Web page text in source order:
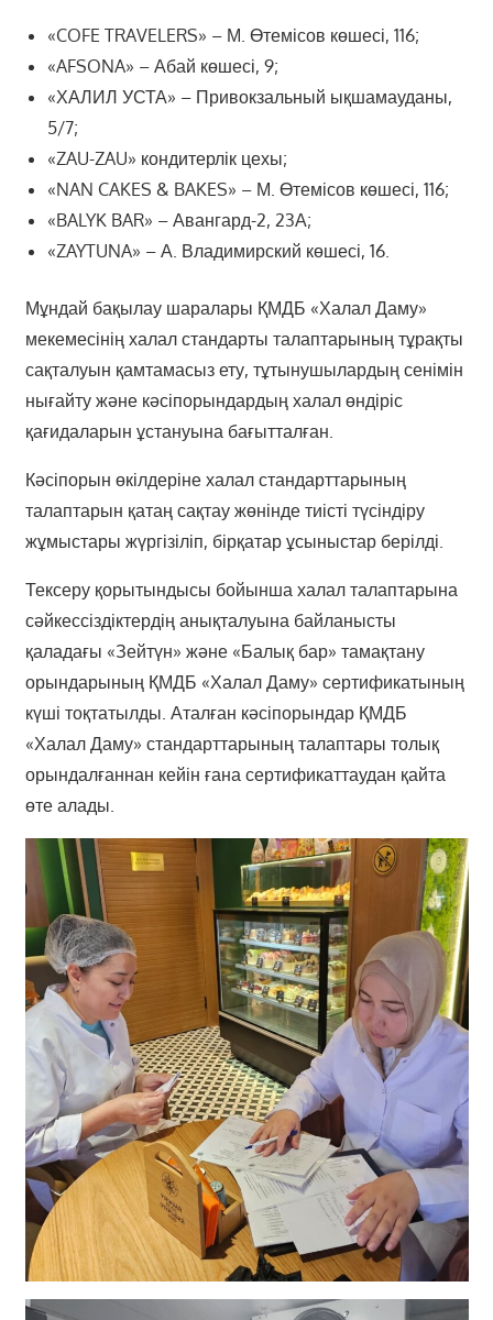
«COFE TRAVELERS» – М. Өтемісов көшесі, 116;
«AFSONA» – Абай көшесі, 9;
«ХАЛИЛ УСТА» – Привокзальный ықшамауданы,
5/7;
«ZAU-ZAU» кондитерлік цехы;
«NAN CAKES & BAKES» – М. Өтемісов көшесі, 116;
«BALYK BAR» – Авангард-2, 23А;
«ZAYTUNA» – А. Владимирский көшесі, 16.
Мұндай бақылау шаралары ҚМДБ «Халал Даму»
мекемесінің халал стандарты талаптарының тұрақты
сақталуын қамтамасыз ету, тұтынушылардың сенімін
нығайту және кәсіпорындардың халал өндіріс
қағидаларын ұстануына бағытталған.
Кәсіпорын өкілдеріне халал стандарттарының
талаптарын қатаң сақтау жөнінде тиісті түсіндіру
жұмыстары жүргізіліп, бірқатар ұсыныстар берілді.
Тексеру қорытындысы бойынша халал талаптарына
сәйкессіздіктердің анықталуына байланысты
қаладағы «Зейтүн» және «Балық бар» тамақтану
орындарының ҚМДБ «Халал Даму» сертификатының
күші тоқтатылды. Аталған кәсіпорындар ҚМДБ
«Халал Даму» стандарттарының талаптары толық
орындалғаннан кейін ғана сертификаттаудан қайта
өте алады.